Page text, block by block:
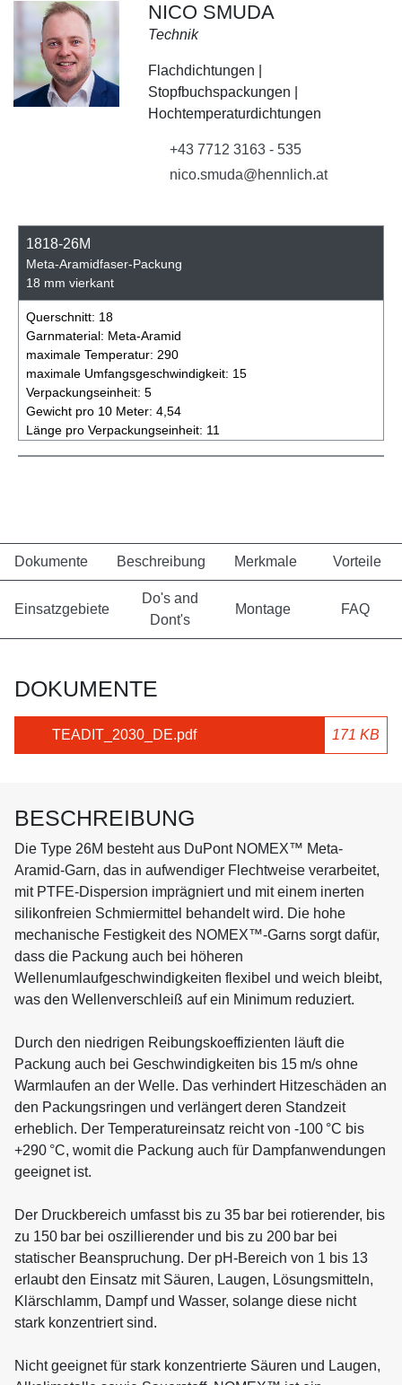
NICO SMUDA
Technik
Flachdichtungen |
Stopfbuchspackungen |
Hochtemperaturdichtungen
+43 7712 3163 - 535
nico.smuda@hennlich.at
1818-26M
Meta-Aramidfaser-Packung
18 mm vierkant
Querschnitt: 18
Garnmaterial: Meta-Aramid
maximale Temperatur: 290
maximale Umfangsgeschwindigkeit: 15
Verpackungseinheit: 5
Gewicht pro 10 Meter: 4,54
Länge pro Verpackungseinheit: 11
Dokumente Beschreibung Merkmale Vorteile
Einsatzgebiete
Do's and
Dont's
Montage FAQ
DOKUMENTE
TEADIT_2030_DE.pdf 171 KB
BESCHREIBUNG
Die Type 26M besteht aus DuPont NOMEX™ Meta-
Aramid-Garn, das in aufwendiger Flechtweise verarbeitet,
mit PTFE-Dispersion imprägniert und mit einem inerten
silikonfreien Schmiermittel behandelt wird. Die hohe
mechanische Festigkeit des NOMEX™-Garns sorgt dafür,
dass die Packung auch bei höheren
Wellenumlaufgeschwindigkeiten flexibel und weich bleibt,
was den Wellenverschleiß auf ein Minimum reduziert.
Durch den niedrigen Reibungskoeffizienten läuft die
Packung auch bei Geschwindigkeiten bis 15 m/s ohne
Warmlaufen an der Welle. Das verhindert Hitzeschäden an
den Packungsringen und verlängert deren Standzeit
erheblich. Der Temperatureinsatz reicht von -100 °C bis
+290 °C, womit die Packung auch für Dampfanwendungen
geeignet ist.
Der Druckbereich umfasst bis zu 35 bar bei rotierender, bis
zu 150 bar bei oszillierender und bis zu 200 bar bei
statischer Beanspruchung. Der pH-Bereich von 1 bis 13
erlaubt den Einsatz mit Säuren, Laugen, Lösungsmitteln,
Klärschlamm, Dampf und Wasser, solange diese nicht
stark konzentriert sind.
Nicht geeignet für stark konzentrierte Säuren und Laugen,